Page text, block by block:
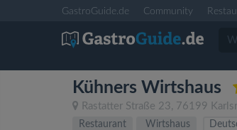
GastroGuide.de Community
Kühners Wirtshaus
Rastatter Straße 23, 76199
Restaurant
Wirtshaus